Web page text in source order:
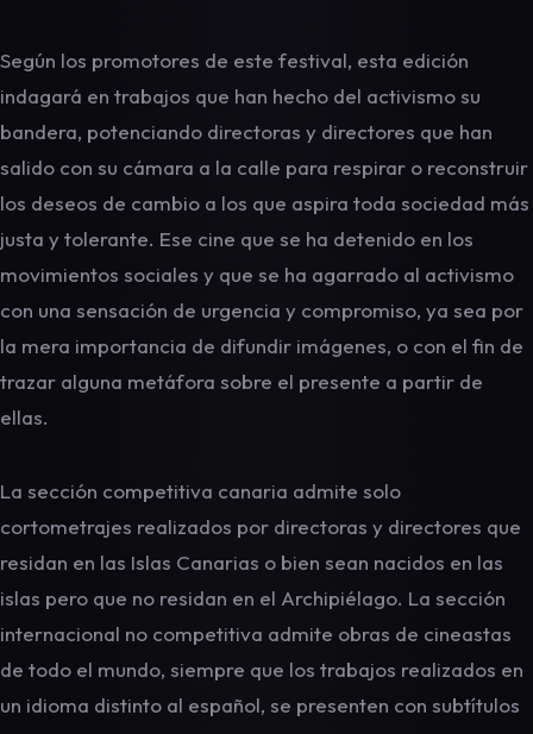
Según los promotores de este festival, esta edición
indagará en trabajos que han hecho del activismo su
bandera, potenciando directoras y directores que han
salido con su cámara a la calle para respirar o reconstruir
los deseos de cambio a los que aspira toda sociedad más
justa y tolerante. Ese cine que se ha detenido en los
movimientos sociales y que se ha agarrado al activismo
con una sensación de urgencia y compromiso, ya sea por
la mera importancia de difundir imágenes, o con el fin de
trazar alguna metáfora sobre el presente a partir de
ellas.
La sección competitiva canaria admite solo
cortometrajes realizados por directoras y directores que
residan en las Islas Canarias o bien sean nacidos en las
islas pero que no residan en el Archipiélago. La sección
internacional no competitiva admite obras de cineastas
de todo el mundo, siempre que los trabajos realizados en
un idioma distinto al español, se presenten con subtítulos